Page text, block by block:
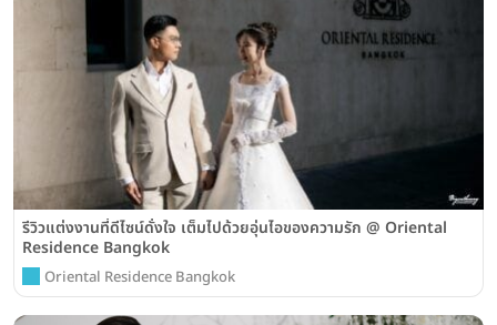
รีวิวแต่งงานที่ดีไซน์ดั่งใจ เต็มไปด้วยอุ่นไอของความรัก @ Oriental
Residence Bangkok
Oriental Residence Bangkok